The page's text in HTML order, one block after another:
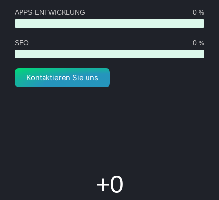
APPS-ENTWICKLUNG 0 %
SEO 0 %
Kontaktieren Sie uns
+0